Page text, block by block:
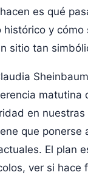
es qué
y cómo
sitio tan
matutina
en nuestras
que ponerse
El plan
ver si hace